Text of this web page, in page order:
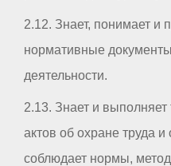
2.12. Знает, понимает и
нормативные
деятельности.
2.13. Знает и
актов об охране труда
соблюдает нормы,